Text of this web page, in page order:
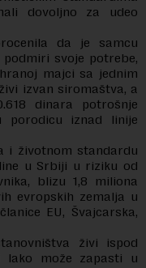
dovoljno za udeo
da je samcu
podmiri svoje potrebe,
majci sa jednim
izvan siromaštva, a
dinara potrošnje
porodicu iznad linije
i životnom standardu
u Srbiji u riziku od
blizu 1,8 miliona
evropskih zemalja u
EU, Švajcarska,
živi ispod
lako može zapasti u